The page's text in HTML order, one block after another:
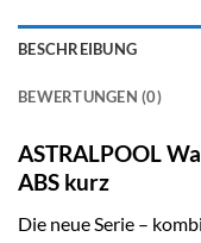
BESCHREIBUNG
BEWERTUNGEN (0)
ASTRALPOOL
ABS kurz
Die neue Serie –